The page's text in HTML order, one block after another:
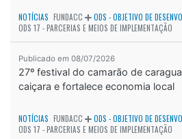
NOTÍCIAS FUNDACC
ODS - OBJETIVO DE
ODS 17 - PARCERIAS E MEIOS DE IMPLEMENTAÇÃO
Publicado em 08/07/2026
27º festival do camarão de
caiçara e fortalece economia local
NOTÍCIAS FUNDACC
ODS - OBJETIVO DE
ODS 17 - PARCERIAS E MEIOS DE IMPLEMENTAÇÃO